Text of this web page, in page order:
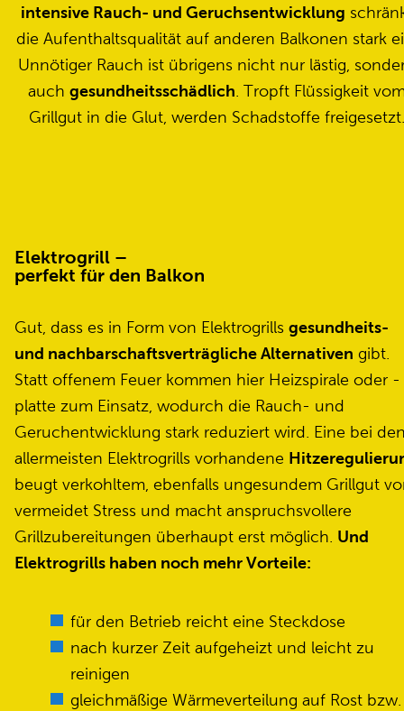
intensive Rauch- und Geruchsentwicklung
die Aufenthaltsqualität auf anderen Balkonen stark
Unnötiger Rauch ist übrigens nicht nur lästig,
auch gesundheitsschädlich . Tropft Flüssigkeit
Grillgut in die Glut, werden Schadstoffe freigesetzt.
Elektrogrill –
perfekt für den Balkon
Gut, dass es in Form von Elektrogrills gesundheits-
und nachbarschaftsverträgliche Alternativen gibt.
Statt offenem Feuer kommen hier Heizspirale oder -
platte zum Einsatz, wodurch die Rauch- und
Geruchentwicklung stark reduziert wird. Eine bei
allermeisten Elektrogrills vorhandene
beugt verkohltem, ebenfalls ungesundem Grillgut
vermeidet Stress und macht anspruchsvollere
Grillzubereitungen überhaupt erst möglich. Und
Elektrogrills haben noch mehr Vorteile:
für den Betrieb reicht eine Steckdose
nach kurzer Zeit aufgeheizt und leicht zu
reinigen
gleichmäßige Wärmeverteilung auf Rost bzw.